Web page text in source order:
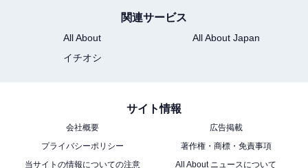
関連サービス
All About
All About Japan
イチオシ
サイト情報
会社概要
広告掲載
プライバシーポリシー
著作権・商標・免責事項
当サイトの情報についての注意
All About ニュースについて